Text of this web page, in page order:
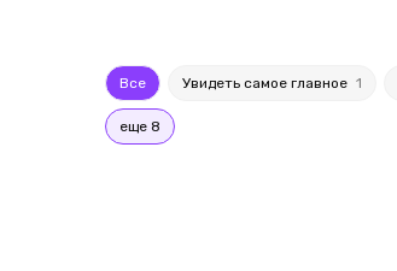
Все Увидеть самое главное 1
еще 8